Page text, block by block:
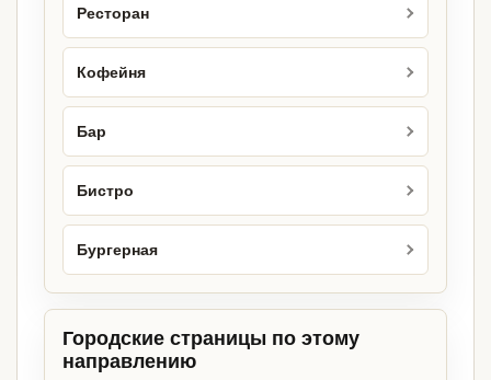
Ресторан
Кофейня
Бар
Бистро
Бургерная
Городские страницы по этому
направлению